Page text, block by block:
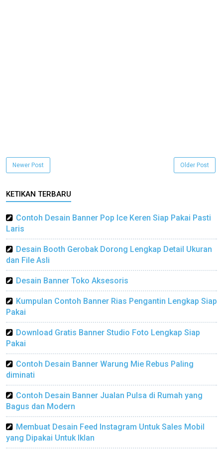
Newer Post Older Post
KETIKAN TERBARU
Contoh Desain Banner Pop Ice Keren Siap Pakai Pasti
Laris
Desain Booth Gerobak Dorong Lengkap Detail Ukuran
dan File Asli
Desain Banner Toko Aksesoris
Kumpulan Contoh Banner Rias Pengantin Lengkap Siap
Pakai
Download Gratis Banner Studio Foto Lengkap Siap
Pakai
Contoh Desain Banner Warung Mie Rebus Paling
diminati
Contoh Desain Banner Jualan Pulsa di Rumah yang
Bagus dan Modern
Membuat Desain Feed Instagram Untuk Sales Mobil
yang Dipakai Untuk Iklan